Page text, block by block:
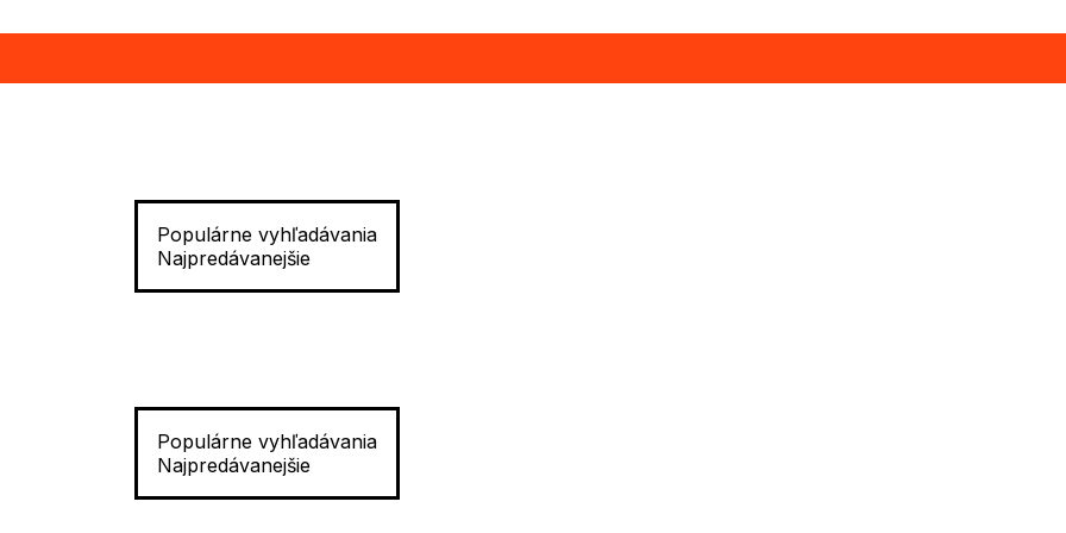
Populárne vyhľadávania
Najpredávanejšie
Populárne vyhľadávania
Najpredávanejšie